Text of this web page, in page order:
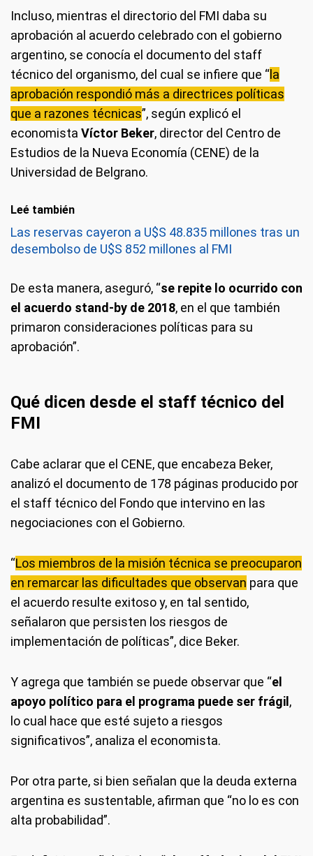
Incluso, mientras el directorio del FMI daba su
aprobación al acuerdo celebrado con el gobierno
argentino, se conocía el documento del staff
técnico del organismo, del cual se infiere que “ la
aprobación respondió más a directrices políticas
que a razones técnicas”, según explicó el
economista Víctor Beker, director del Centro de
Estudios de la Nueva Economía (CENE) de la
Universidad de Belgrano.
Leé también
Las reservas cayeron a U$S 48.835 millones tras un
desembolso de U$S 852 millones al FMI
De esta manera, aseguró, “se repite lo ocurrido con
el acuerdo stand-by de 2018, en el que también
primaron consideraciones políticas para su
aprobación”.
Qué dicen desde el staff técnico del
FMI
Cabe aclarar que el CENE, que encabeza Beker,
analizó el documento de 178 páginas producido por
el staff técnico del Fondo que intervino en las
negociaciones con el Gobierno.
“Los miembros de la misión técnica se preocuparon
en remarcar las dificultades que observan para que
el acuerdo resulte exitoso y, en tal sentido,
señalaron que persisten los riesgos de
implementación de políticas”, dice Beker.
Y agrega que también se puede observar que “el
apoyo político para el programa puede ser frágil ,
lo cual hace que esté sujeto a riesgos
significativos”, analiza el economista.
Por otra parte, si bien señalan que la deuda externa
argentina es sustentable, afirman que “no lo es con
alta probabilidad”.